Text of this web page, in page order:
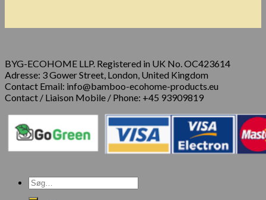
BYG-ECOHOME LLP. Registered in UK No. OC423614
Adresse: 3 Gower Street, London, United Kingdom
Contact Email: info@bamboo-ecohome-products.eu
Contact / Liaison Mobile / Phone: +45 93909819